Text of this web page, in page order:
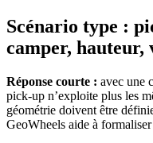
Scénario type :
camper, hauteur,
Réponse courte : avec une
pick-up n’exploite plus les
géométrie doivent être
GeoWheels aide à